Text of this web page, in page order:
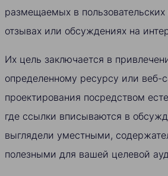
размещаемых в
отзывах или обсуждениях на
Их цель заключается в
определенному ресурсу или веб-
проектирования посредством
где ссылки вписываются в
выглядели уместными,
полезными для вашей целевой